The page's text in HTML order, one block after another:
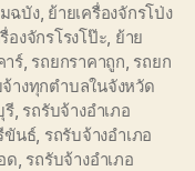
ฉบัง, ย้ายเครื่องจักรโป่ง
องจักรโรงโป๊ะ ย้าย
าร์, รถยกราคาถูก รถยก
างทุกตำบลในจังหวัด
รี, รถรับจ้างอำเภอ
ขันธ์, รถรับจ้างอำเภอ
ด รถรับจ้างอำเภอ